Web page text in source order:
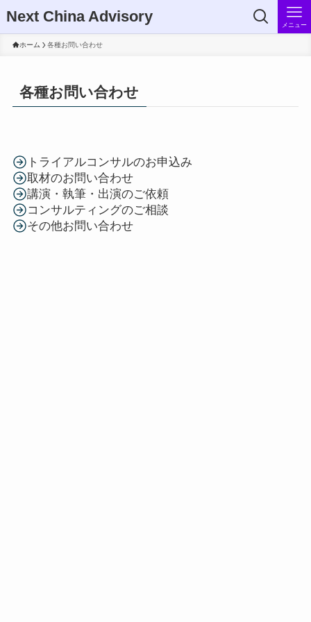
Next China Advisory メニュー
ホーム 各種お問い合わせ
各種お問い合わせ
トライアルコンサルのお申込み
取材のお問い合わせ
講演・執筆・出演のご依頼
コンサルティングのご相談
その他お問い合わせ